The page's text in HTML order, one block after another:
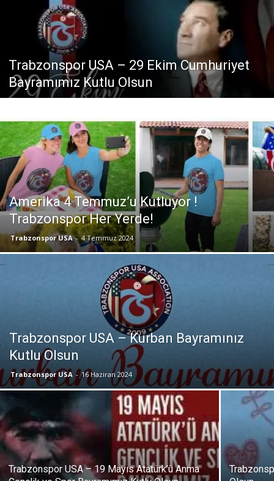
Trabzonspor USA – 29 Ekim Cumhuriyet
Bayramımız Kutlu Olsun
Amerika 4 Temmuz’u Kutluyor !
Trabzonspor Her Yerde!
Trabzonspor USA - 4 Temmuz 2024
Trabzonspor USA – Kurban Bayramınız
Kutlu Olsun
Trabzonspor USA - 16 Haziran 2024
Trabzonspor USA – 19 Mayıs Atatürk’ü Anma